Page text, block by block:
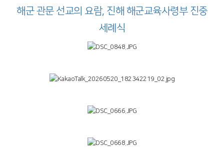
해군 관문 선교의 요람, 진해 해군교육사령부 진중
세례식